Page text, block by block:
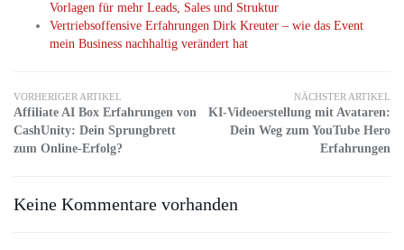
Vorlagen für mehr Leads, Sales und Struktur
Vertriebsoffensive Erfahrungen Dirk Kreuter – wie das Event
mein Business nachhaltig verändert hat
VORHERIGER ARTIKEL
Affiliate AI Box Erfahrungen von
CashUnity: Dein Sprungbrett
zum Online-Erfolg?
NÄCHSTER ARTIKEL
KI-Videoerstellung mit Avataren:
Dein Weg zum YouTube Hero
Erfahrungen
Keine Kommentare vorhanden